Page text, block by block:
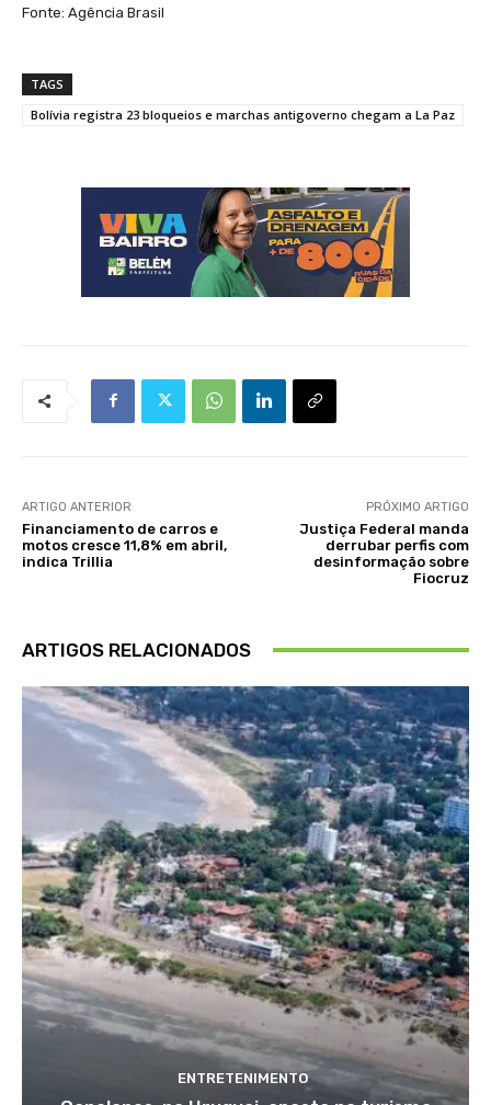
Fonte: Agência Brasil
TAGS
Bolívia registra 23 bloqueios e marchas antigoverno chegam a La Paz
ARTIGO ANTERIOR
Financiamento de carros e
motos cresce 11,8% em abril,
indica Trillia
PRÓXIMO ARTIGO
Justiça Federal manda
derrubar perfis com
desinformação sobre
Fiocruz
ARTIGOS RELACIONADOS
ENTRETENIMENTO